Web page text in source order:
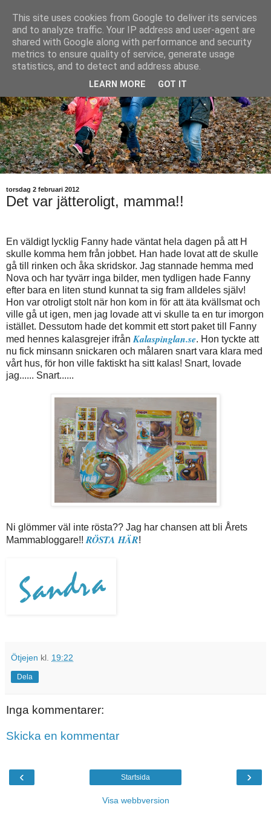
torsdag 2 februari 2012
Det var jätteroligt, mamma!!
En väldigt lycklig Fanny hade väntat hela dagen på att H
skulle komma hem från jobbet. Han hade lovat att de skulle
gå till rinken och åka skridskor. Jag stannade hemma med
Nova och har tyvärr inga bilder, men tydligen hade Fanny
efter bara en liten stund kunnat ta sig fram alldeles själv!
Hon var otroligt stolt när hon kom in för att äta kvällsmat och
ville gå ut igen, men jag lovade att vi skulle ta en tur imorgon
istället. Dessutom hade det kommit ett stort paket till Fanny
med hennes kalasgrejer ifrånKalaspinglan.se. Hon tyckte att
nu fick minsann snickaren och målaren snart vara klara med
vårt hus, för hon ville faktiskt ha sitt kalas! Snart, lovade
jag...... Snart......
Ni glömmer väl inte rösta?? Jag har chansen att bli Årets
Mammabloggare!!RÖSTA HÄR!
Ötjejen kl. 19:22
Dela
Inga kommentarer:
Skicka en kommentar
‹ ›
Startsida
Visa webbversion
This site uses cookies from Google to deliver its services
and to analyze traffic. Your IP address and user-agent are
shared with Google along with performance and security
metrics to ensure quality of service, generate usage
statistics, and to detect and address abuse.
LEARN MORE GOT IT